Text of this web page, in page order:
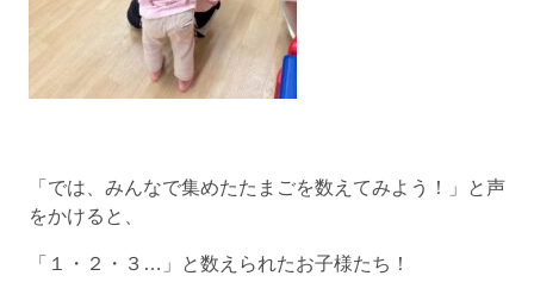
「では、みんなで集めたたまごを数えてみよう！」と声
をかけると、
「１・２・３…」と数えられたお子様たち！